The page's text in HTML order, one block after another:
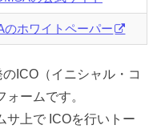
のホワイトペーパー
ICO（イニシャル・コ
ームです。
サ上で ICOを行いトー